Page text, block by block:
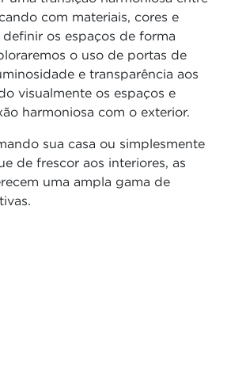
com materiais, cores e
os espaços de forma
o uso de portas de
e transparência aos
visualmente os espaços e
harmoniosa com o exterior.
sua casa ou simplesmente
de frescor aos interiores, as
uma ampla gama de